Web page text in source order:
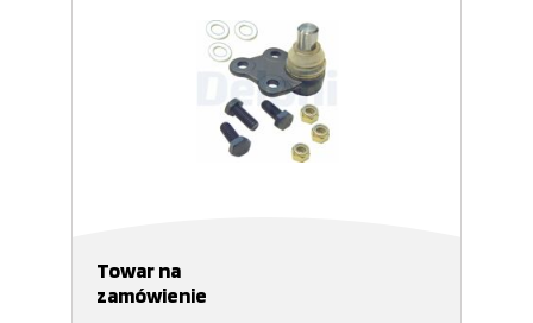
Towar na
zamówienie